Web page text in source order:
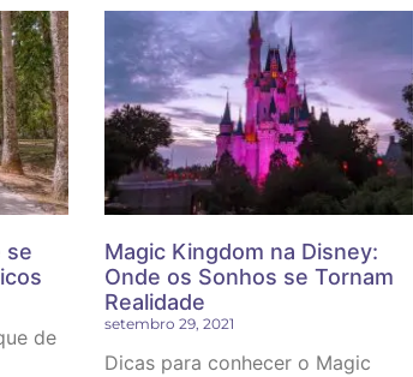
se
de
Magic Kingdom na Disney:
Onde os Sonhos se Tornam
Realidade
setembro 29, 2021
Dicas para conhecer o Magic